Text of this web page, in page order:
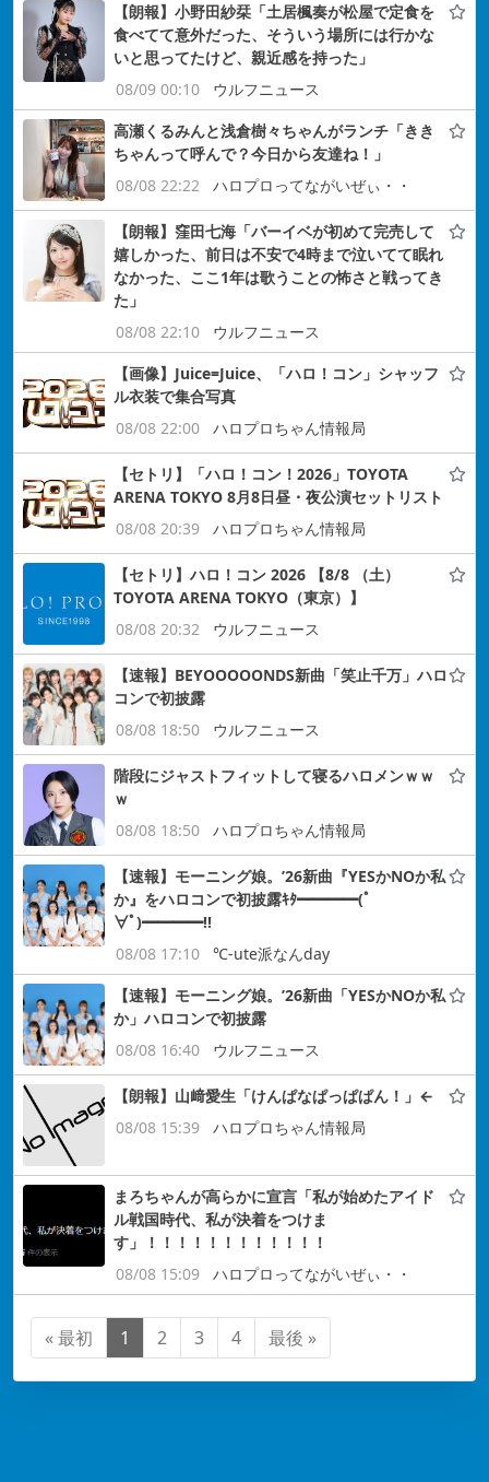
【朗報】小野田紗栞「土居楓奏が松屋で定食を
食べてて意外だった、そういう場所には行かな
いと思ってたけど、親近感を持った」
08/09 00:10
ウルフニュース
高瀬くるみんと浅倉樹々ちゃんがランチ「きき
ちゃんって呼んで？今日から友達ね！」
08/08 22:22
ハロプロってながいぜぃ・・
【朗報】窪田七海「バーイベが初めて完売して
嬉しかった、前日は不安で4時まで泣いてて眠れ
なかった、ここ1年は歌うことの怖さと戦ってき
た」
08/08 22:10
ウルフニュース
【画像】Juice=Juice、「ハロ！コン」シャッフ
ル衣装で集合写真
08/08 22:00
ハロプロちゃん情報局
【セトリ】「ハロ！コン！2026」TOYOTA
ARENA TOKYO 8月8日昼・夜公演セットリスト
08/08 20:39
ハロプロちゃん情報局
【セトリ】ハロ！コン 2026 【8/8 （土）
TOYOTA ARENA TOKYO（東京）】
08/08 20:32
ウルフニュース
【速報】BEYOOOOONDS新曲「笑止千万」ハロ
コンで初披露
08/08 18:50
ウルフニュース
階段にジャストフィットして寝るハロメンｗｗ
ｗ
08/08 18:50
ハロプロちゃん情報局
【速報】モーニング娘。’26新曲『YESかNOか私
か』をハロコンで初披露ｷﾀ━━━━(ﾟ
∀ﾟ)━━━━!!
08/08 17:10
℃-ute派なんday
【速報】モーニング娘。’26新曲「YESかNOか私
か」ハロコンで初披露
08/08 16:40
ウルフニュース
【朗報】山﨑愛生「けんぱなぱっぱぱん！」←
08/08 15:39
ハロプロちゃん情報局
まろちゃんが高らかに宣言「私が始めたアイド
ル戦国時代、私が決着をつけま
す」！！！！！！！！！！！！
08/08 15:09
ハロプロってながいぜぃ・・
« 最初 1 2 3 4 最後 »